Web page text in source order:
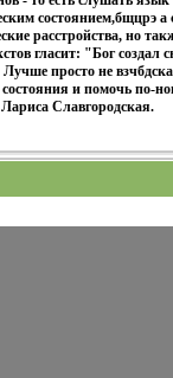
состоянием,бщцрэ
расстройства, но
гласит: "Бог
Лучше просто не
состояния и помочь по-
Славгородская.